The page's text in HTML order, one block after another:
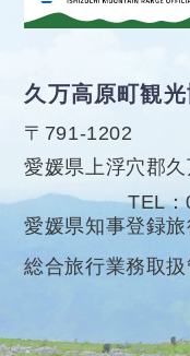
久万高原町観
〒791-1202
愛媛県上浮穴郡
TEL
愛媛県知事登録
総合旅行業務取